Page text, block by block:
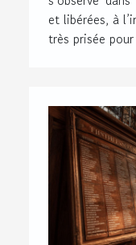
et libérées, à
très prisée